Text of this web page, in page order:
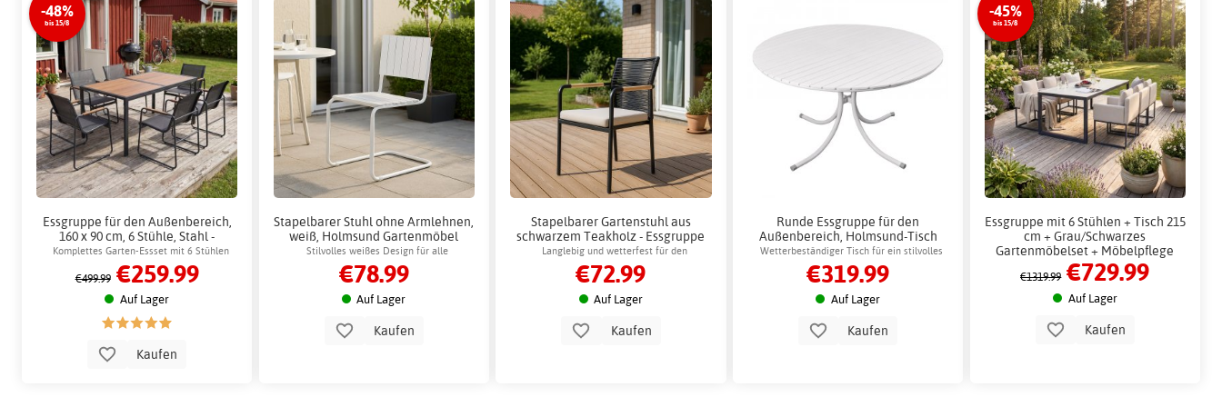
-48%
bis 15/8
Essgruppe für den Außenbereich,
160 x 90 cm, 6 Stühle, Stahl -
Sansibar + Möbelpflege
Komplettes Garten-Essset mit 6 Stühlen
€499.99 €259.99
Auf Lager
Kaufen
Stapelbarer Stuhl ohne Armlehnen,
weiß, Holmsund Gartenmöbel
Stilvolles weißes Design für alle
Außenbereiche
€78.99
Auf Lager
Kaufen
Stapelbarer Gartenstuhl aus
schwarzem Teakholz - Essgruppe
für den Außenbereich
Langlebig und wetterfest für den
Außeneinsatz
€72.99
Auf Lager
Kaufen
Runde Essgruppe für den
Außenbereich, Holmsund-Tisch
Ø130 cm, weiß
Wetterbeständiger Tisch für ein stilvolles
Outdoor-Ambiente
€319.99
Auf Lager
Kaufen
-45%
bis 15/8
Essgruppe mit 6 Stühlen + Tisch 215
cm + Grau/Schwarzes
Gartenmöbelset + Möbelpflege
€1319.99 €729.99
Auf Lager
Kaufen